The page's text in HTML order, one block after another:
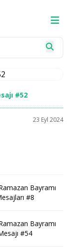
#52
23 Eyl 2024
Bayramı
#8
Bayramı
#54